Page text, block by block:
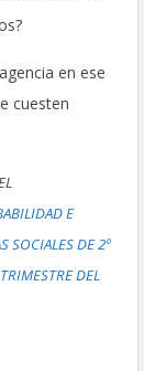
en ese
cuesten
E
SOCIALES DE 2º
DEL